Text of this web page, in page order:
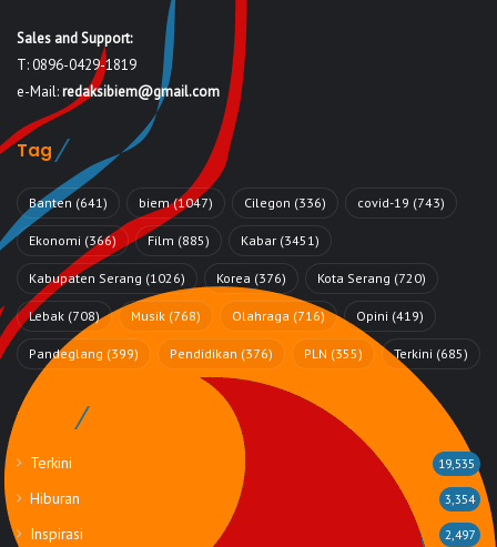
Sales and Support:
T: 0896-0429-1819
e-Mail:redaksibiem@gmail.com
Tag
Banten (641) biem(1047) Cilegon (336) covid-19 (743)
Ekonomi (366) Film (885) Kabar (3451)
Kabupaten Serang (1026) Korea (376) Kota Serang (720)
Lebak (708) Musik (768) Olahraga (716) Opini (419)
Pandeglang (399) Pendidikan (376) PLN (355) Terkini (685)
Rubrik
Terkini 19,535
Hiburan 3,354
Inspirasi 2,497